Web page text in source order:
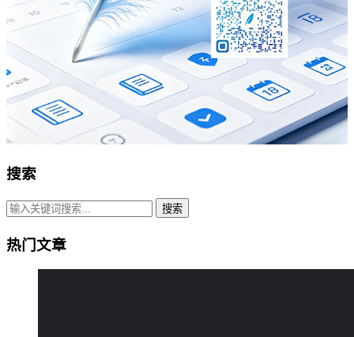
搜索
搜索
热门文章